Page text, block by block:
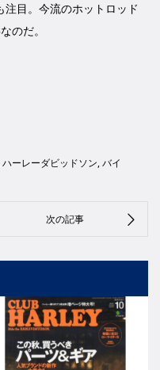
目。今流のホットロッド
のだ。
ハーレーダビッドソン,バイ